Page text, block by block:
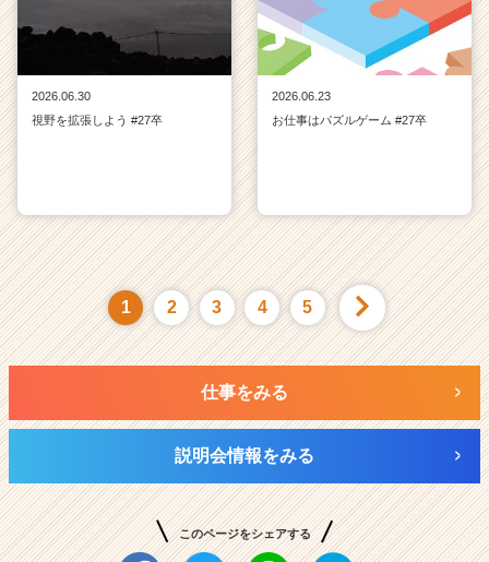
2026.06.30
視野を拡張しよう #27卒
2026.06.23
お仕事はパズルゲーム #27卒
1 2 3 4 5
仕事をみる
説明会情報をみる
このページをシェアする